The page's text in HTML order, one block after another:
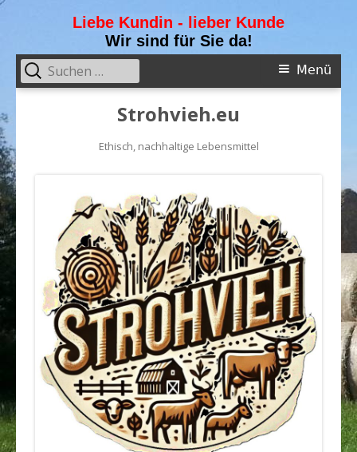
Liebe Kundin - lieber Kunde
Wir sind für Sie da!